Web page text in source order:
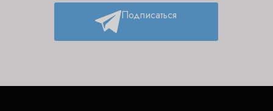
Подписаться